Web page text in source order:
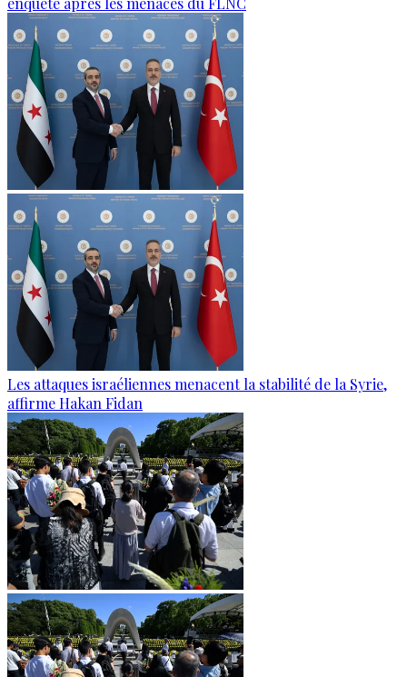
Les attaques israéliennes menacent la stabilité de la Syrie,
affirme Hakan Fidan